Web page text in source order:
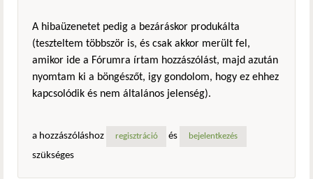
A hibaüzenetet pedig a bezáráskor produkálta
(teszteltem többször is, és csak akkor merült fel,
amikor ide a Fórumra írtam hozzászólást, majd azután
nyomtam ki a böngészőt, igy gondolom, hogy ez ehhez
kapcsolódik és nem általános jelenség).
a hozzászóláshoz regisztráció és bejelentkezés
szükséges